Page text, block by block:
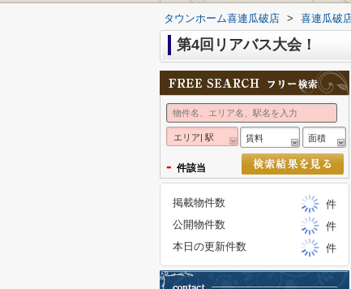
タウンホーム喜連瓜破店 > 喜連瓜破
第4回リアバス大会！
エリア| 駅 賃料 面積
- 件該当
掲載物件数
件
公開物件数
件
本日の更新件数
件